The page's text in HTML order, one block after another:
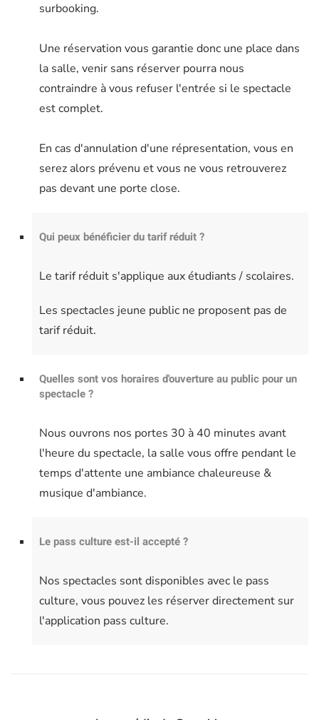
surbooking.
Une réservation vous garantie donc une place dans
la salle, venir sans réserver pourra nous
contraindre à vous refuser l'entrée si le spectacle
est complet.
En cas d'annulation d'une répresentation, vous en
serez alors prévenu et vous ne vous retrouverez
pas devant une porte close.
Qui peux bénéficier du tarif réduit ?
Le tarif réduit s'applique aux étudiants / scolaires.
Les spectacles jeune public ne proposent pas de
tarif réduit.
Quelles sont vos horaires d'ouverture au public pour un
spectacle ?
Nous ouvrons nos portes 30 à 40 minutes avant
l'heure du spectacle, la salle vous offre pendant le
temps d'attente une ambiance chaleureuse &
musique d'ambiance.
Le pass culture est-il accepté ?
Nos spectacles sont disponibles avec le pass
culture, vous pouvez les réserver directement sur
l'application pass culture.